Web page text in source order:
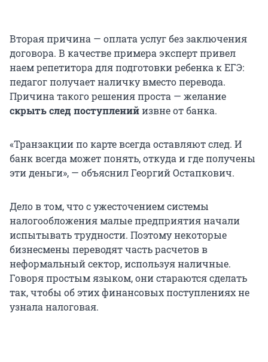
Вторая причина — оплата услуг без заключения
договора. В качестве примера эксперт привел
наем репетитора для подготовки ребенка к ЕГЭ:
педагог получает наличку вместо перевода.
Причина такого решения проста — желание
скрыть след поступленийизвне от банка.
«Транзакции по карте всегда оставляют след. И
банк всегда может понять, откуда и где получены
эти деньги», — объяснил Георгий Остапкович.
Дело в том, что с ужесточением системы
налогообложения малые предприятия начали
испытывать трудности. Поэтому некоторые
бизнесмены переводят часть расчетов в
неформальный сектор, используя наличные.
Говоря простым языком, они стараются сделать
так, чтобы об этих финансовых поступлениях не
узнала налоговая.